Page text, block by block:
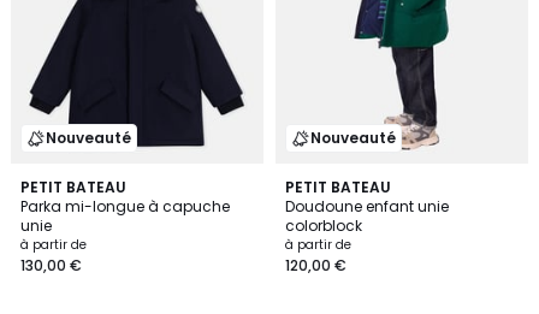
Nouveauté
PETIT BATEAU
Parka mi-longue à capuche
unie
à partir de
130,00 €
Nouveauté
PETIT BATEAU
Doudoune enfant unie
colorblock
à partir de
120,00 €